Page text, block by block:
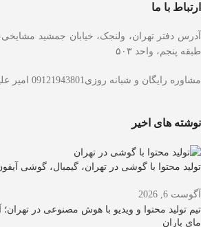
ارتباط با ما
آدرس دفتر تهران، ولنجک، خیابان جمشید
طبقه پنجم، واحد ۵۰۳
مشاوره رایگان و شبانه روزی09121943801 امیر علیپور
نوشته های اخیر
تولید محتوا با گوشی در تهران، گیمبال، گوشی
آگوست 6, 2026
تیم تولید محتوا و ویدیو با هوش مصنوعی در تهران؛
مای باران